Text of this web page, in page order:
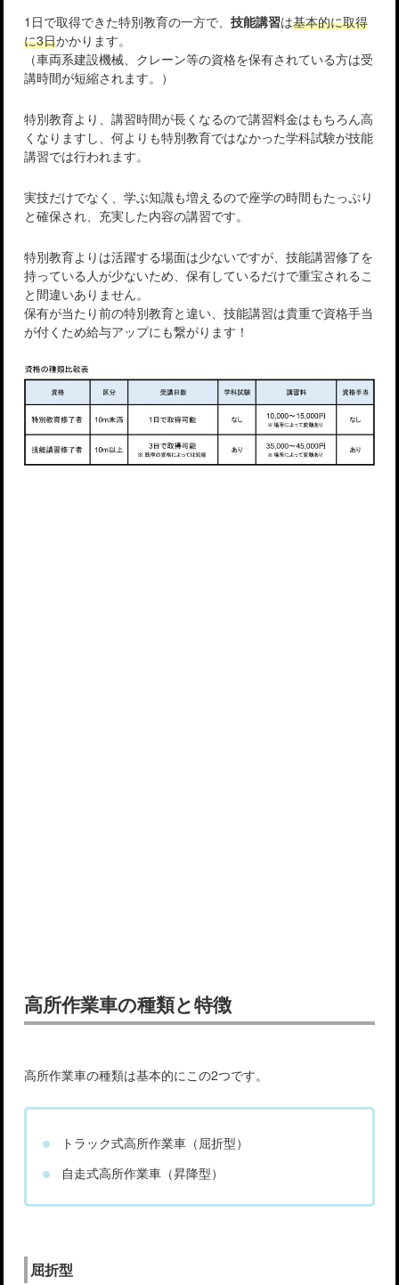
1日で取得できた特別教育の一方で、技能講習は基本的に取得
に3日かかります。
（車両系建設機械、クレーン等の資格を保有されている方は受
講時間が短縮されます。）
特別教育より、講習時間が長くなるので講習料金はもちろん高
くなりますし、何よりも特別教育ではなかった学科試験が技能
講習では行われます。
実技だけでなく、学ぶ知識も増えるので座学の時間もたっぷり
と確保され、充実した内容の講習です。
特別教育よりは活躍する場面は少ないですが、技能講習修了を
持っている人が少ないため、保有しているだけで重宝されるこ
と間違いありません。
保有が当たり前の特別教育と違い、技能講習は貴重で資格手当
が付くため給与アップにも繋がります！
高所作業車の種類と特徴
高所作業車の種類は基本的にこの2つです。
トラック式高所作業車（屈折型）
自走式高所作業車（昇降型）
屈折型